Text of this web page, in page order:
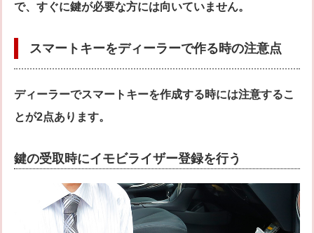
で、すぐに鍵が必要な方には向いていません。
スマートキーをディーラーで作る時の注意点
ディーラーでスマートキーを作成する時には注意するこ
とが2点あります。
鍵の受取時にイモビライザー登録を行う